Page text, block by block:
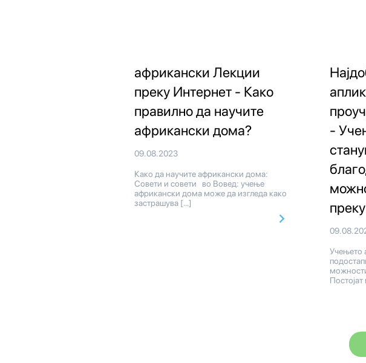
африкански Лекции
преку Интернет - Како
правилно да научите
африкански дома?
09.08.2023
Како да научите африкански дома:
Совети и совети во Вовед: учење
африкански дома може да изгледа како
застрашува […]
-
Учењето